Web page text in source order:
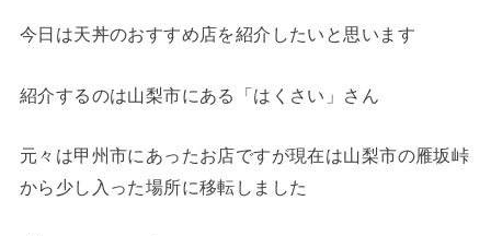
今日は天丼のおすすめ店を紹介したいと思います
紹介するのは山梨市にある「はくさい」さん
元々は甲州市にあったお店ですが現在は山梨市の雁坂峠
から少し入った場所に移転しました